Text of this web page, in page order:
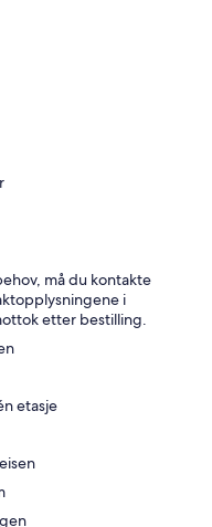
må du kontakte
i
etter bestilling.
etasje